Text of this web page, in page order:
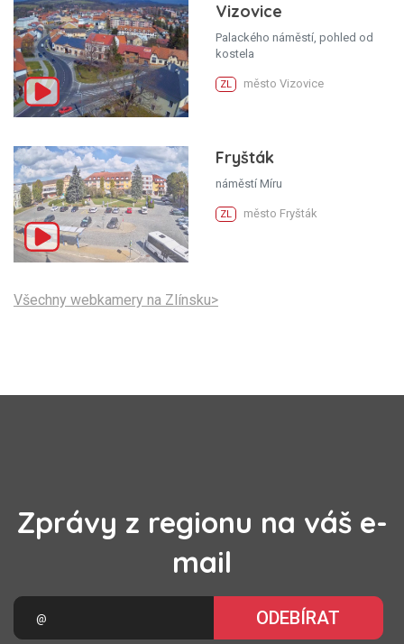
Vizovice
Palackého náměstí, pohled od
kostela
ZL město Vizovice
Fryšták
náměstí Míru
ZL město Fryšták
Všechny webkamery na Zlínsku>
Zprávy z regionu na váš e-
mail
ODEBÍRAT